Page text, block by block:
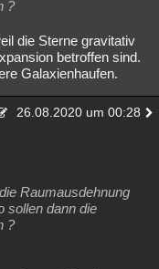
?
die Sterne gravitativ
betroffen sind.
Galaxienhaufen.
26.08.2020 um 00:28
Raumausdehnung
sollen dann die
?